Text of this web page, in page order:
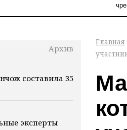
Архив
составила 35
эксперты
Главная